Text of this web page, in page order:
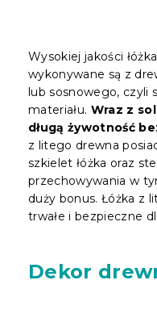
Wysokiej jakości
wykonywane są z
lub sosnowego, czyli
materiału. Wraz z
długą żywotność
z litego drewna
szkielet łóżka oraz
przechowywania w
duży bonus. Łóżka z
trwałe i bezpieczne
Dekor